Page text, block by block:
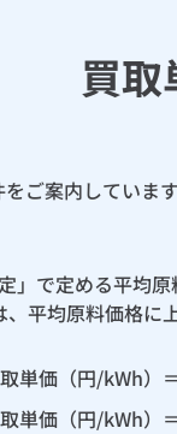
買取
ご案内してい
」で定める平均
平均原料価格に
単価（円/kWh）
単価（円/kWh）